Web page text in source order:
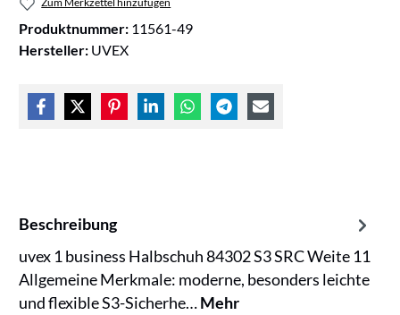
Produktnummer: 11561-49
Hersteller: UVEX
Beschreibung
uvex 1 business Halbschuh 84302 S3 SRC Weite 11
Allgemeine Merkmale: moderne, besonders leichte
und flexible S3-Sicherhe…Mehr